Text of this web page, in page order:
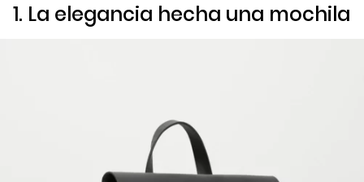
1. La elegancia hecha una mochila